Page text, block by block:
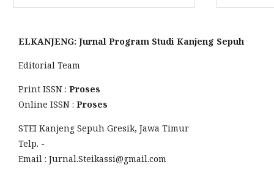
ELKANJENG: Jurnal Program Studi Kanjeng Sepuh
Editorial Team
Print ISSN : Proses
Online ISSN : Proses
STEI Kanjeng Sepuh Gresik, Jawa Timur
Telp. -
Email : Jurnal.Steikassi@gmail.com